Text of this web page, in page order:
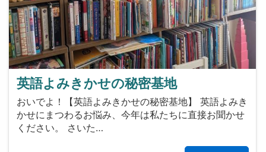
英語よみきかせの秘密基地
おいでよ！【英語よみきかせの秘密基地】 英語よみき
かせにまつわるお悩み、今年は私たちに直接お聞かせ
ください。 さいた…